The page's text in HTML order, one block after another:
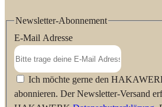
Newsletter-Abonnement
E-Mail Adresse
Ich möchte gerne den
abonnieren. Der Newsletter-Versand